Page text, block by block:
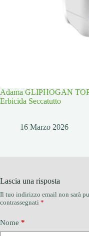
Adama GLIPHOGAN
Erbicida Seccatutto
16 Marzo 2026
Lascia una risposta
Il tuo indirizzo email non sarà
contrassegnati *
Nome *